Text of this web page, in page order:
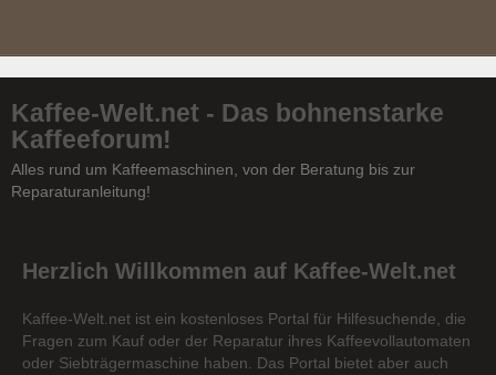
Kaffee-Welt.net - Das bohnenstarke
Kaffeeforum!
Alles rund um Kaffeemaschinen, von der Beratung bis zur
Reparaturanleitung!
Herzlich Willkommen auf Kaffee-Welt.net
Kaffee-Welt.net ist ein kostenloses Portal für Hilfesuchende, die
Fragen zum Kauf oder der Reparatur ihres Kaffeevollautomaten
oder Siebträgermaschine haben. Das Portal bietet aber auch